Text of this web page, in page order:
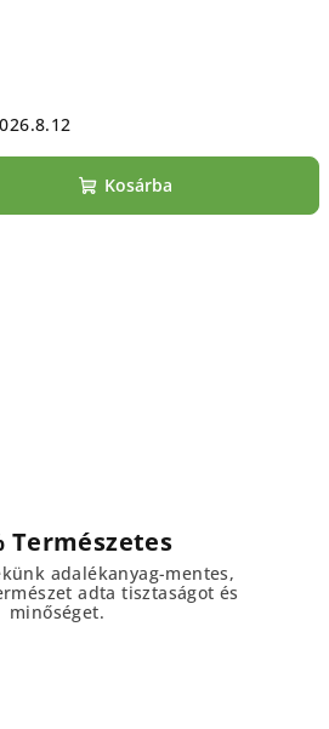
Kosárba
Természetes
adalékanyag-mentes,
adta tisztaságot és
minőséget.